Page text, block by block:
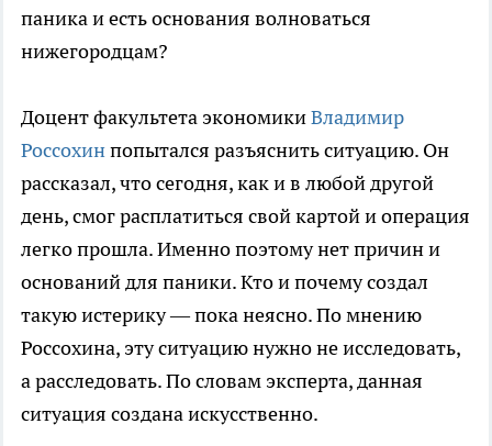
паника и есть основания волноваться
нижегородцам?
Доцент факультета экономикиВладимир
Россохинпопытался разъяснить ситуацию. Он
рассказал, что сегодня, как и в любой другой
день, смог расплатиться свой картой и операция
легко прошла. Именно поэтому нет причин и
оснований для паники. Кто и почему создал
такую истерику — пока неясно. По мнению
Россохина, эту ситуацию нужно не исследовать,
а расследовать. По словам эксперта, данная
ситуация создана искусственно.